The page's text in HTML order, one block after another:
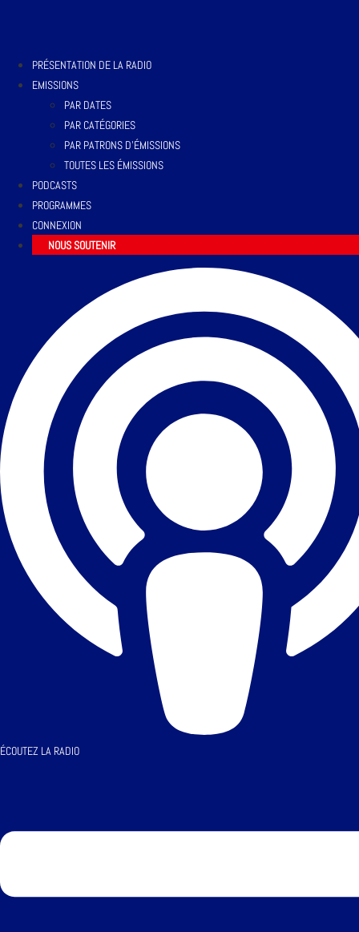
PRÉSENTATION DE LA RADIO
EMISSIONS
PAR DATES
PAR CATÉGORIES
PAR PATRONS D’ÉMISSIONS
TOUTES LES ÉMISSIONS
PODCASTS
PROGRAMMES
CONNEXION
NOUS SOUTENIR
ÉCOUTEZ LA RADIO